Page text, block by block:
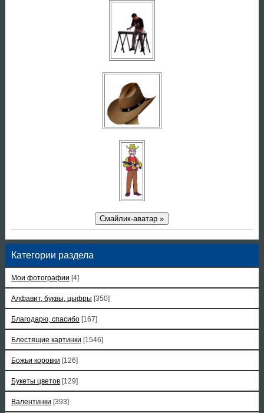
Смайлик-аватар »
Категории раздела
Мои фотографии [4]
Алфавит, буквы, цыфры [350]
Благодарю, спасибо [167]
Блестящие картинки [1546]
Божьи коровки [126]
Букеты цветов [129]
Валентинки [393]